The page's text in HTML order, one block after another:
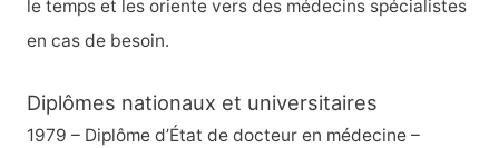
le temps et les oriente vers des médecins spécialistes
en cas de besoin.
Diplômes nationaux et universitaires
1979 – Diplôme d’État de docteur en médecine –